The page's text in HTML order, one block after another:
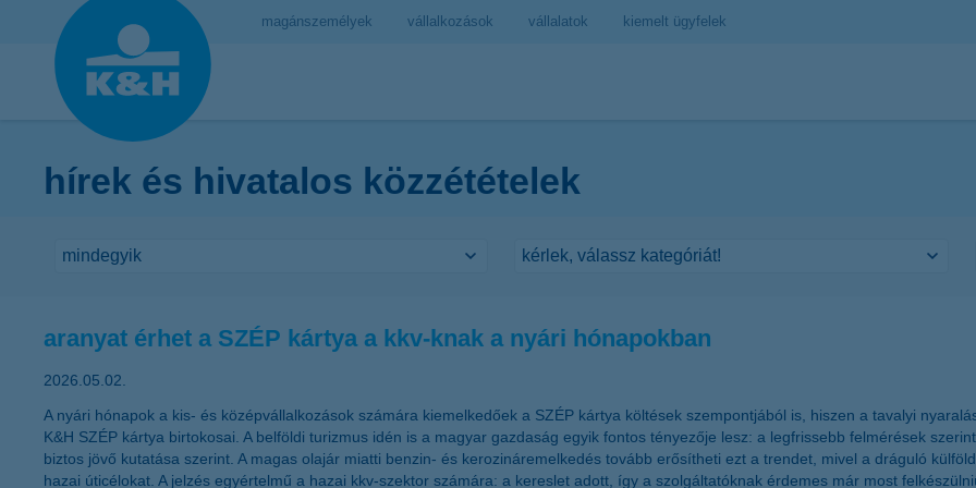
magánszemélyek vállalkozások vállalatok kiemelt ügyfelek
hírek és hivatalos közzétételek
aranyat érhet a SZÉP kártya a kkv-knak a nyári hónapokban
2026.05.02.
A nyári hónapok a kis- és középvállalkozások számára kiemelkedőek a SZÉP kártya költések szempontjából is, hiszen a tavalyi
K&H SZÉP kártya birtokosai. A belföldi turizmus idén is a magyar gazdaság egyik fontos tényezője lesz: a legfrissebb felmérések
biztos jövő kutatása szerint. A magas olajár miatti benzin- és kerozináremelkedés tovább erősítheti ezt a trendet, mivel a dráguló
hazai úticélokat. A jelzés egyértelmű a hazai kkv-szektor számára: a kereslet adott, így a szolgáltatóknak érdemes már most